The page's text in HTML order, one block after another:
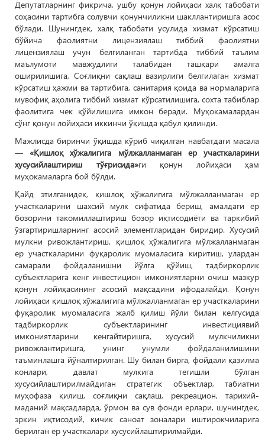
Депутатларнинг фикрича, ушбу қонун лойиҳаси халқ табобати
соҳасини тартибга солувчи қонунчиликни шакллантиришга асос
бўлади. Шунингдек, халқ табобати усулида хизмат кўрсатиш
бўйича фаолиятни лицензиялаш тиббий фаолиятни
лицензиялаш учун белгиланган тартибда тиббий таълим
маълумоти мавжудлиги талабидан ташқари амалга
оширилишига, Соғлиқни сақлаш вазирлиги белгилаган хизмат
кўрсатиш ҳажми ва тартибига, санитария қоида ва нормаларига
мувофиқ аҳолига тиббий хизмат кўрсатилишига, сохта табиблар
фаолитига чек қўйилишига имкон беради. Муҳокамалардан
сўнг қонун лойиҳаси иккинчи ўқишда қабул қилинди.
Мажлисда биринчи ўқишда кўриб чиқилган навбатдаги масала
—«Қишлоқ хўжалигига мўлжалланмаган ер участкаларини
хусусийлаштириш тўғрисида»ги қонун лойиҳаси ҳам
муҳокамаларга бой бўлди.
Қайд этилганидек, қишлоқ ҳўжалигига мўлжалланмаган ер
участкаларини шахсий мулк сифатида бериш, амалдаги ер
бозорини такомиллаштириш бозор иқтисодиёти ва таркибий
ўзгартиришларнинг асосий элементларидан биридир. Хусусий
мулкни ривожлантириш, қишлоқ ҳўжалигига мўлжалланмаган
ер участкаларини фуқаролик муомаласига киритиш, улардан
самарали фойдаланишни йўлга қўйиш, тадбиркорлик
субъектларига кенг инвестицион имкониятларни очиш мазкур
қонун лойиҳасининг асосий мақсадини ифодалайди. Қонун
лойиҳаси қишлоқ хўжалигига мўлжалланмаган ер участкаларини
фуқаролик муомаласига жалб қилиш йўли билан келгусида
тадбиркорлик субъектларининг инвестициявий
имкониятларини кенгайтиришга, хусусий мулкчиликни
ривожлантиришга, унинг унумли фойдаланилишини
таъминлашга йўналтирилган. Шу билан бирга, фойдали қазилма
конлари, давлат мулкига тегишли бўлган
хусусийлаштирилмайдиган стратегик объектлар, табиатни
муҳофаза қилиш, соғлиқни сақлаш, рекреацион, тарихий-
маданий мақсадларда, ўрмон ва сув фонди ерлари, шунингдек,
эркин иқтисодий, кичик саноат зоналари иштирокчиларига
берилган ер участкалари хусусийлаштирилмайди.